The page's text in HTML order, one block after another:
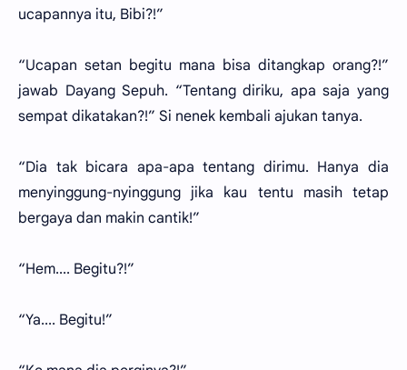
ucapannya itu, Bibi?!”
“Ucapan setan begitu mana bisa ditangkap orang?!”
jawab Dayang Sepuh. “Tentang diriku, apa saja yang
sempat dikatakan?!” Si nenek kembali ajukan tanya.
“Dia tak bicara apa-apa tentang dirimu. Hanya dia
menyinggung-nyinggung jika kau tentu masih tetap
bergaya dan makin cantik!”
“Hem.... Begitu?!”
“Ya.... Begitu!”